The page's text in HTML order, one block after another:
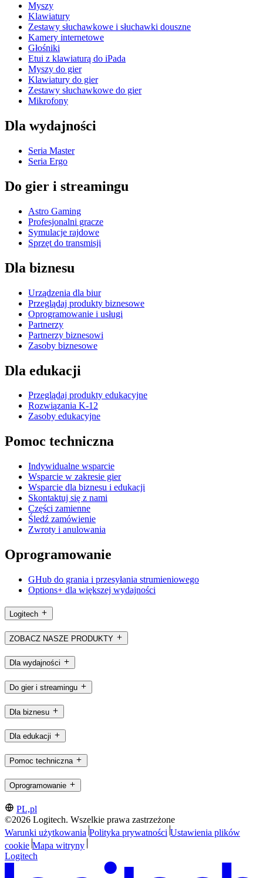
Myszy
Klawiatury
Zestawy słuchawkowe i słuchawki douszne
Kamery internetowe
Głośniki
Etui z klawiaturą do iPada
Myszy do gier
Klawiatury do gier
Zestawy słuchawkowe do gier
Mikrofony
Dla wydajności
Seria Master
Seria Ergo
Do gier i streamingu
Astro Gaming
Profesjonalni gracze
Symulacje rajdowe
Sprzęt do transmisji
Dla biznesu
Urządzenia dla biur
Przeglądaj produkty biznesowe
Oprogramowanie i usługi
Partnerzy
Partnerzy biznesowi
Zasoby biznesowe
Dla edukacji
Przeglądaj produkty edukacyjne
Rozwiązania K-12
Zasoby edukacyjne
Pomoc techniczna
Indywidualne wsparcie
Wsparcie w zakresie gier
Wsparcie dla biznesu i edukacji
Skontaktuj się z nami
Części zamienne
Śledź zamówienie
Zwroty i anulowania
Oprogramowanie
GHub do grania i przesyłania strumieniowego
Options+ dla większej wydajności
Logitech
ZOBACZ NASZE PRODUKTY
Dla wydajności
Do gier i streamingu
Dla biznesu
Dla edukacji
Pomoc techniczna
Oprogramowanie
PL,pl
©2026 Logitech. Wszelkie prawa zastrzeżone
Warunki użytkowania Polityka prywatności Ustawienia plików
cookie Mapa witryny
Logitech